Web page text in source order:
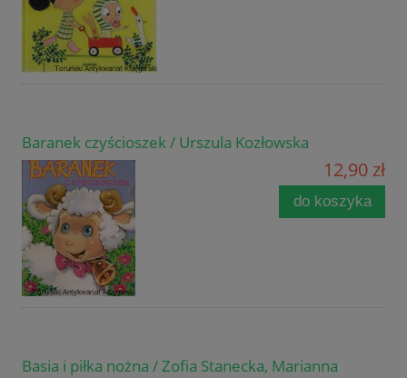
Baranek czyścioszek / Urszula Kozłowska
12,90 zł
do koszyka
Basia i piłka nożna / Zofia Stanecka, Marianna